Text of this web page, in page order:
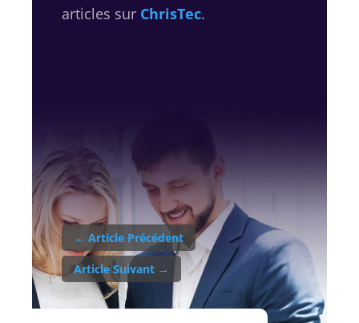
articles sur ChrisTec.
← Article Précédent
Article Suivant→